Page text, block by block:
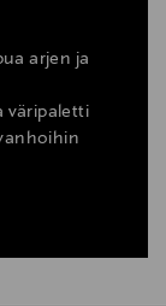
arjen ja
väripaletti